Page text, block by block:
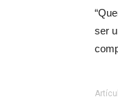
ser